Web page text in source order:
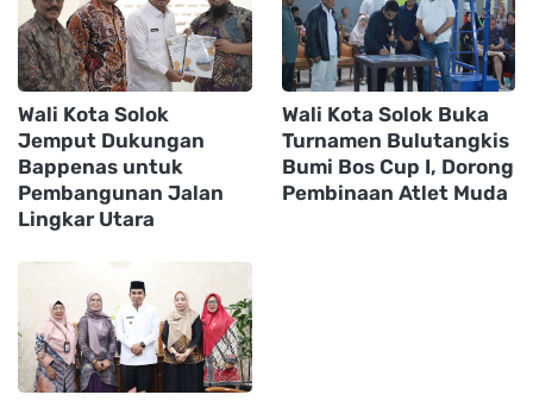
Wali Kota Solok
Jemput Dukungan
Bappenas untuk
Pembangunan Jalan
Lingkar Utara
Wali Kota Solok Buka
Turnamen Bulutangkis
Bumi Bos Cup I, Dorong
Pembinaan Atlet Muda